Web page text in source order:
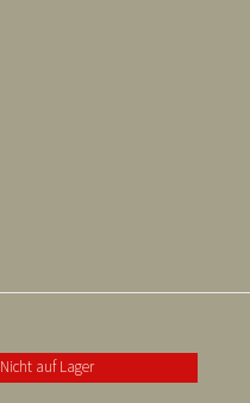
Nicht auf Lager